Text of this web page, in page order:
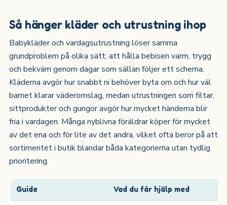
Så hänger kläder och utrustning ihop
Babykläder och vardagsutrustning löser samma
grundproblem på olika sätt: att hålla bebisen varm, trygg
och bekväm genom dagar som sällan följer ett schema.
Kläderna avgör hur snabbt ni behöver byta om och hur väl
barnet klarar väderomslag, medan utrustningen som filtar,
sittprodukter och gungor avgör hur mycket händerna blir
fria i vardagen. Många nyblivna föräldrar köper för mycket
av det ena och för lite av det andra, vilket ofta beror på att
sortimentet i butik blandar båda kategorierna utan tydlig
prioritering.
Guide Vad du får hjälp med